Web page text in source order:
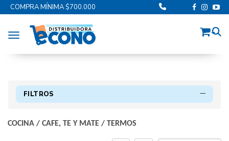
COMPRA MÍNIMA $700.000
Toggle navigation
FILTROS
COCINA / CAFE, TE Y MATE / TERMOS